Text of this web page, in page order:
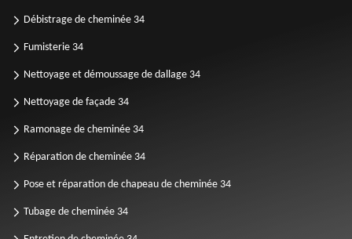
Débistrage de cheminée 34
Fumisterie 34
Nettoyage et démoussage de dallage 34
Nettoyage de façade 34
Ramonage de cheminée 34
Réparation de cheminée 34
Pose et réparation de chapeau de cheminée 34
Tubage de cheminée 34